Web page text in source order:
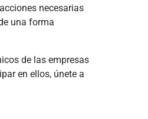
necesarias
una forma
de las empresas
en ellos, únete a